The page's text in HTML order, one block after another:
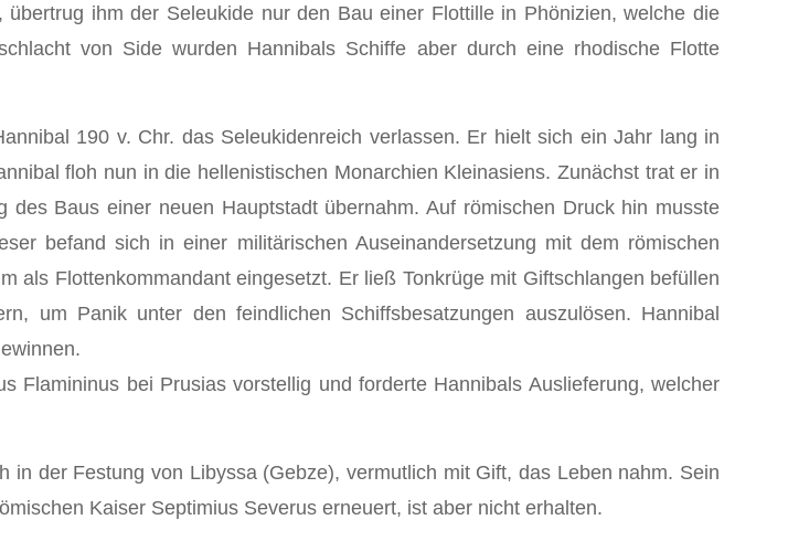
ihm der Seleukide nur den Bau einer Flottille in Phönizien, welche die
von Side wurden Hannibals Schiffe aber durch eine rhodische Flotte
190 v. Chr. das Seleukidenreich verlassen. Er hielt sich ein Jahr lang in
floh nun in die hellenistischen Monarchien Kleinasiens. Zunächst trat er in
Baus einer neuen Hauptstadt übernahm. Auf römischen Druck hin musste
befand sich in einer militärischen Auseinandersetzung mit dem römischen
als Flottenkommandant eingesetzt. Er ließ Tonkrüge mit Giftschlangen befüllen
um Panik unter den feindlichen Schiffsbesatzungen auszulösen. Hannibal
Flamininus bei Prusias vorstellig und forderte Hannibals Auslieferung, welcher
der Festung von Libyssa (Gebze), vermutlich mit Gift, das Leben nahm. Sein
Kaiser Septimius Severus erneuert, ist aber nicht erhalten.